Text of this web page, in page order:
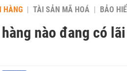
HÀNG TÀI SẢN MÃ HOÁ BẢO
nào đang có